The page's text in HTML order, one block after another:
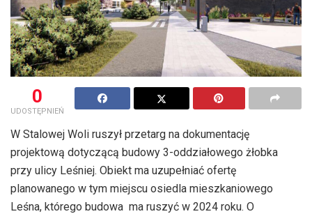
0
UDOSTĘPNIEŃ
W Stalowej Woli ruszył przetarg na dokumentację
projektową dotyczącą budowy 3-oddziałowego żłobka
przy ulicy Leśniej. Obiekt ma uzupełniać ofertę
planowanego w tym miejscu osiedla mieszkaniowego
Leśna, którego budowa ma ruszyć w 2024 roku. O